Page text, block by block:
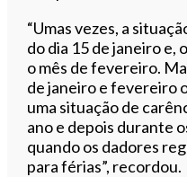
“Umas vezes, a
do dia 15 de janeiro e,
o mês de fevereiro.
de janeiro e fevereiro
uma situação de
ano e depois durante
quando os dadores
para férias”, recordou.